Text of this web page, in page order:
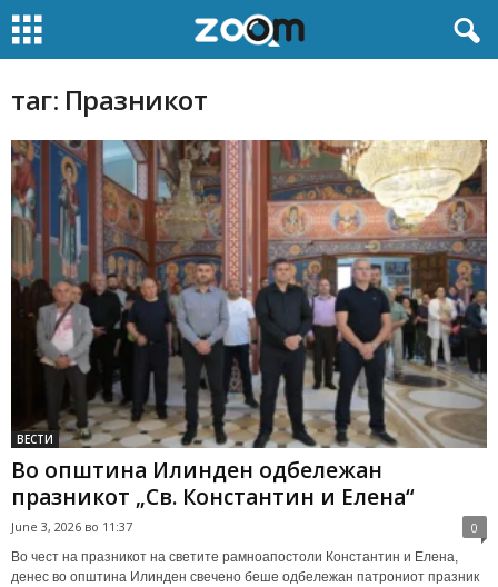
таг: Празникот
ВЕСТИ
Во општина Илинден одбележан
празникот „Св. Константин и Елена“
June 3, 2026 во 11:37 0
Во чест на празникот на светите рамноапостоли Константин и Елена,
денес во општина Илинден свечено беше одбележан патрониот празник